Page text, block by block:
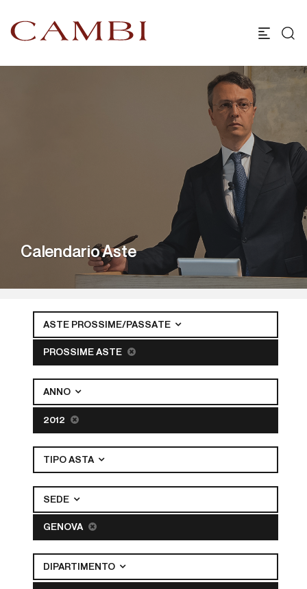
Calendario Aste
ASTE PROSSIME/PASSATE
PROSSIME ASTE
ANNO
2012
TIPO ASTA
SEDE
GENOVA
DIPARTIMENTO